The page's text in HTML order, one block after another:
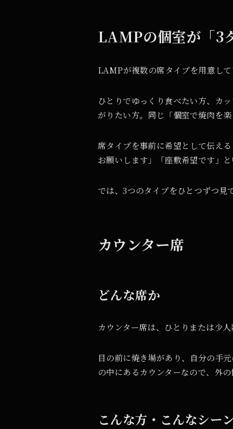
LAMPの個室が「3
LAMPが複数の席タイプを用意し
ひとりでゆっくり食べたい方、カ
がりたい方。同じ「個室で焼肉を
席タイプを事前に希望として伝え
お願いします」「座敷希望です」
では、3つのタイプをひとつずつ見
カウンター席
どんな席か
カウンター席は、ひとりまたは少
目の前に焼き場があり、自分の手
の中にあるカウンターなので、外
こんな方・こんなシー